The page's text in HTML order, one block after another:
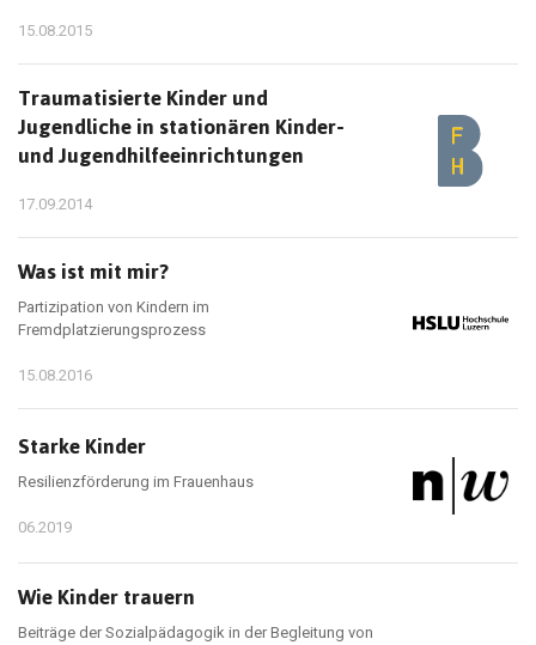
15.08.2015
Traumatisierte Kinder und
Jugendliche in stationären Kinder-
und Jugendhilfeeinrichtungen
17.09.2014
Was ist mit mir?
Partizipation von Kindern im
Fremdplatzierungsprozess
15.08.2016
Starke Kinder
Resilienzförderung im Frauenhaus
06.2019
Wie Kinder trauern
Beiträge der Sozialpädagogik in der Begleitung von